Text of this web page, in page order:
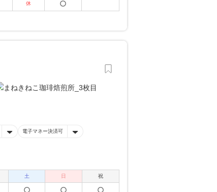
休
電子マネー決済可
土 日 祝